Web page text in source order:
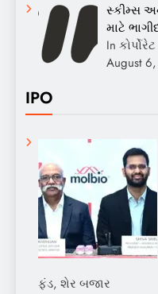
સ્કીમ્સ
માટે
In
August
IPO
ફંડ, શેર બજાર